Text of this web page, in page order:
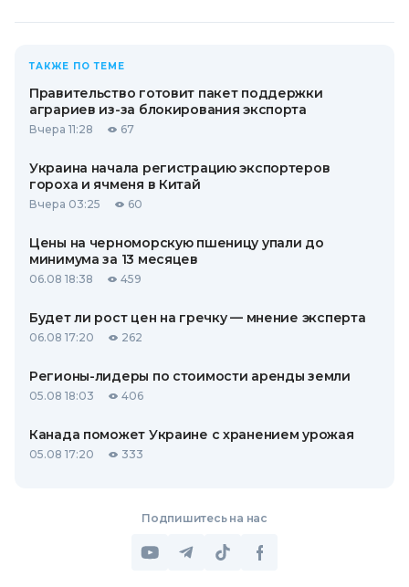
ТАКЖЕ ПО ТЕМЕ
Правительство готовит пакет поддержки
аграриев из-за блокирования экспорта
Вчера 11:28 67
Украина начала регистрацию экспортеров
гороха и ячменя в Китай
Вчера 03:25 60
Цены на черноморскую пшеницу упали до
минимума за 13 месяцев
06.08 18:38 459
Будет ли рост цен на гречку — мнение эксперта
06.08 17:20 262
Регионы-лидеры по стоимости аренды земли
05.08 18:03 406
Канада поможет Украине с хранением урожая
05.08 17:20 333
Подпишитесь на нас